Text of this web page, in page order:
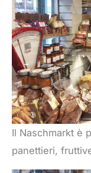
Il Naschmarkt è
panettieri,